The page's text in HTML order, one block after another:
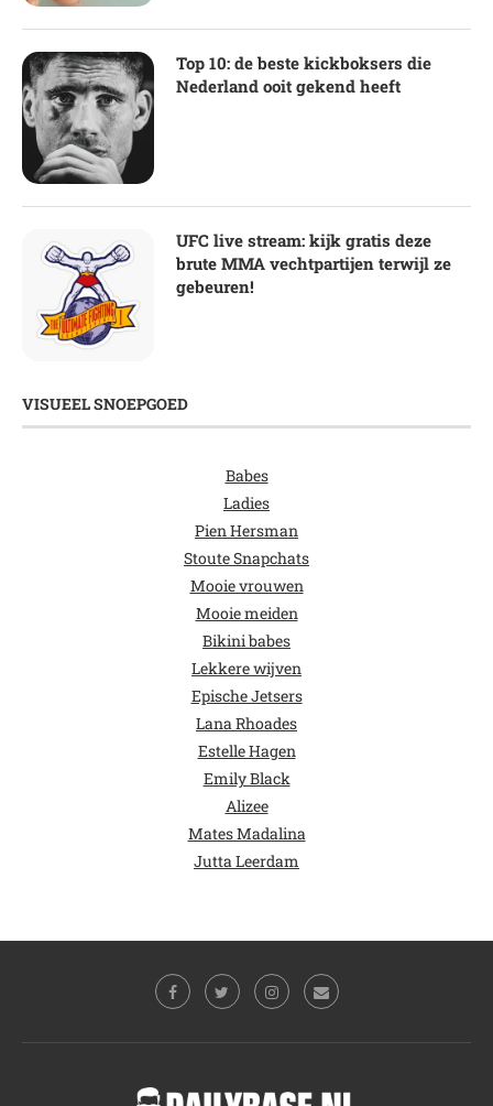
Top 10: de beste kickboksers die
Nederland ooit gekend heeft
UFC live stream: kijk gratis deze
brute MMA vechtpartijen terwijl ze
gebeuren!
VISUEEL SNOEPGOED
Babes
Ladies
Pien Hersman
Stoute Snapchats
Mooie vrouwen
Mooie meiden
Bikini babes
Lekkere wijven
Epische Jetsers
Lana Rhoades
Estelle Hagen
Emily Black
Alizee
Mates Madalina
Jutta Leerdam